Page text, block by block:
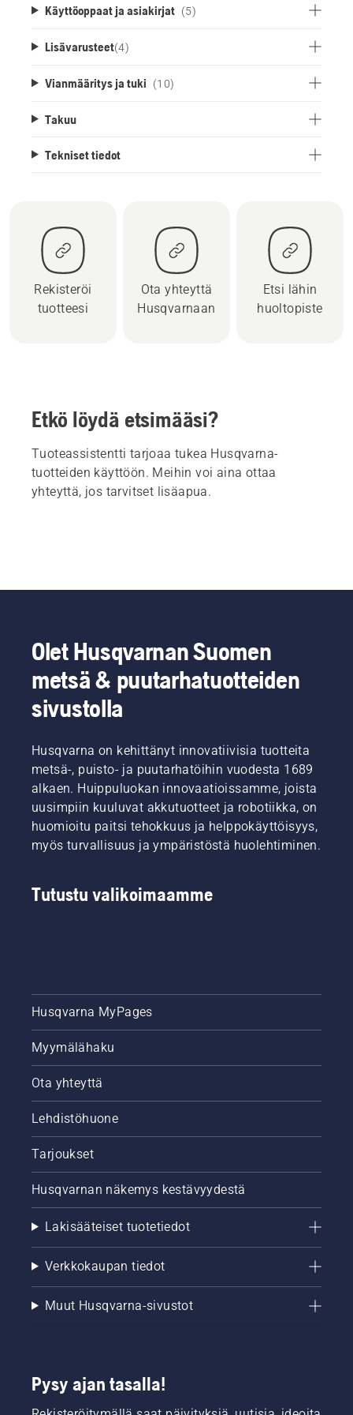
Käyttöoppaat ja asiakirjat (5)
Lisävarusteet(4)
Vianmääritys ja tuki (10)
Takuu
Tekniset tiedot
Rekisteröi
tuotteesi
Ota yhteyttä
Husqvarnaan
Etsi lähin
huoltopiste
Etkö löydä etsimääsi?
Tuoteassistentti tarjoaa tukea Husqvarna-
tuotteiden käyttöön. Meihin voi aina ottaa
yhteyttä, jos tarvitset lisäapua.
Olet Husqvarnan Suomen
metsä & puutarhatuotteiden
sivustolla
Husqvarna on kehittänyt innovatiivisia tuotteita
metsä-, puisto- ja puutarhatöihin vuodesta 1689
alkaen. Huippuluokan innovaatioissamme, joista
uusimpiin kuuluvat akkutuotteet ja robotiikka, on
huomioitu paitsi tehokkuus ja helppokäyttöisyys,
myös turvallisuus ja ympäristöstä huolehtiminen.
Tutustu valikoimaamme
Husqvarna MyPages
Myymälähaku
Ota yhteyttä
Lehdistöhuone
Tarjoukset
Husqvarnan näkemys kestävyydestä
Lakisääteiset tuotetiedot
Verkkokaupan tiedot
Muut Husqvarna-sivustot
Pysy ajan tasalla!